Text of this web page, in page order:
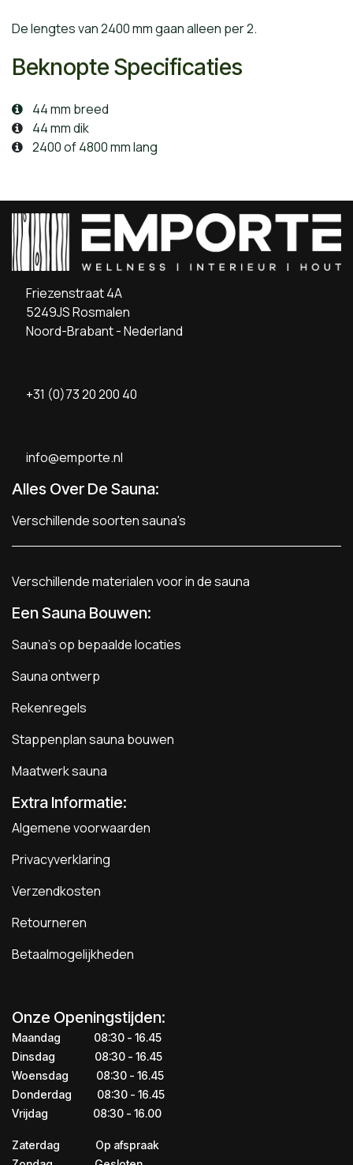
De lengtes van 2400 mm gaan alleen per 2.
Beknopte Specificaties
44 mm breed
44 mm dik
2400 of 4800 mm lang
Friezenstraat 4A
5249JS Rosmalen
Noord-Brabant - Nederland
+31 (0)73 20 200 40
info@emporte.nl
Alles Over De Sauna:
Verschillende soorten sauna's
Verschillende materialen voor in de sauna
Een Sauna Bouwen:
Sauna's op bepaalde locaties
Sauna ontwerp
Rekenregels
Stappenplan sauna bouwen
Maatwerk sauna
Extra Informatie:
Algemene voorwaarden
Privacyverklaring
Verzendkosten
Retourneren
Betaalmogelijkheden
Onze Openingstijden:
Maandag
​​​08:30 - 16.45​
Dinsdag
​​​​08:30 - 16.45
Woensdag
​08:30 - 16.45
Donderdag
​​​​​08:30 - 16.45
Vrijdag
​​​​​08:30 - 16.00
Zaterdag
​​Op afspraak